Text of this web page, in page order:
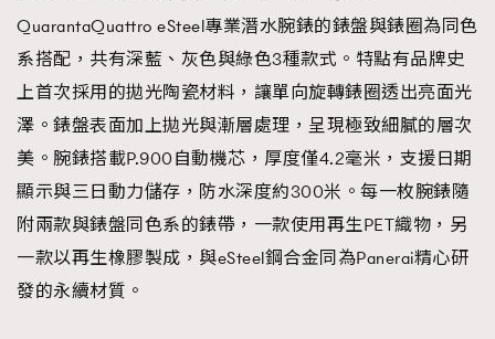
QuarantaQuattro eSteel專業潛水腕錶的錶盤與錶圈為同色
系搭配，共有深藍、灰色與綠色3種款式。特點有品牌史
上首次採用的拋光陶瓷材料，讓單向旋轉錶圈透出亮面光
澤。錶盤表面加上拋光與漸層處理，呈現極致細膩的層次
美。腕錶搭載P.900自動機芯，厚度僅4.2毫米，支援日期
顯示與三日動力儲存，防水深度約300米。每一枚腕錶隨
附兩款與錶盤同色系的錶帶，一款使用再生PET織物，另
一款以再生橡膠製成，與eSteel鋼合金同為Panerai精心研
發的永續材質。